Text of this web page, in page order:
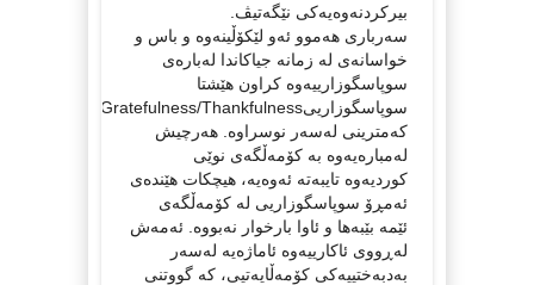
بیرکردنەوەیەکی نێگەتیڤ.
سەرباری هەموو ئەو لێکۆڵینەوە و باس و
خواسانەی لە زمانە جیاکاندا لەبارەی
سوپاسگوزارییەوە کراون هێشتا
سوپاسگوزارییGratefulness/Thankfulness
کەمترینی لەسەر نوسراوە. هەرچیش
لەمبارەیەوە بە کۆمەڵگەی نوێی
کوردیەوە تایبەتە ئەوەیە، ھیچکات هێندەی
ئەمڕۆ سوپاسگوزاریی لە کۆمەڵگەی
ئێمە بێبەها و ئاوا بارخوار نەبووە. ئەمەش
لەڕووی ئاکارییەوە ئاماژەیە لەسەر
بەدبەختییەکی کۆمەڵایەتیی، کە گووتنی